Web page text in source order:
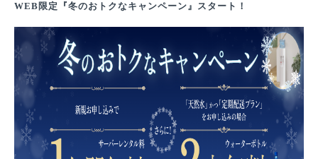
WEB限定『冬のおトクなキャンペーン』スタート！